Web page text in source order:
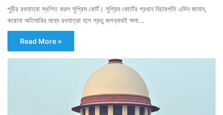
পুরীর রথযাত্রা স্থগিত করল সুপ্রিম কোর্ট। সুপ্রিম কোর্টের প্রধান বিচারপতি এদিন জানান,
করোনা অতিমারির মধ্যে রথযাত্রা হলে প্রভু জগন্নাথই ক্ষমা…
Read More »